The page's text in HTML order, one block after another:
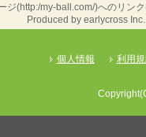
ジ(http:/my-ball.com/)へのリン
Produced by earlycross Inc.
個人情報 利用